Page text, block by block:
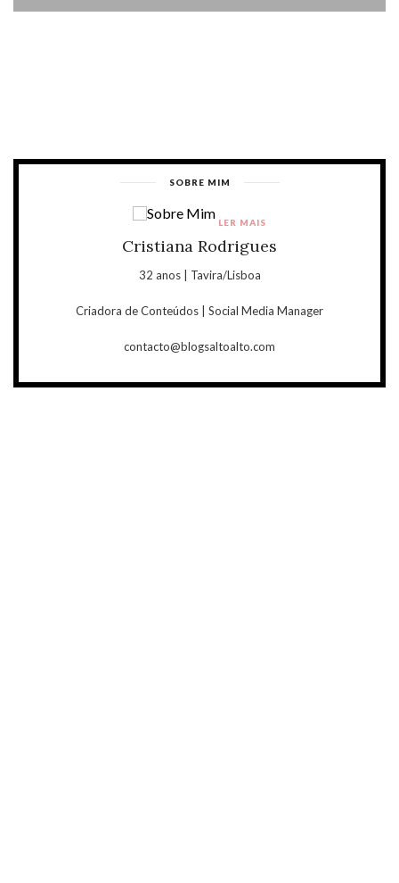
SOBRE MIM
Cristiana Rodrigues
32 anos | Tavira/Lisboa
Criadora de Conteúdos | Social Media Manager
contacto@blogsaltoalto.com
LER MAIS